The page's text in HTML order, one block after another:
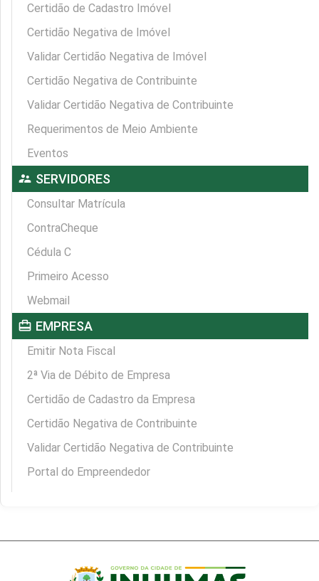
Certidão de Cadastro Imóvel
Certidão Negativa de Imóvel
Validar Certidão Negativa de Imóvel
Certidão Negativa de Contribuinte
Validar Certidão Negativa de Contribuinte
Requerimentos de Meio Ambiente
Eventos
supervisor_account SERVIDORES
Consultar Matrícula
ContraCheque
Cédula C
Primeiro Acesso
Webmail
card_travel EMPRESA
Emitir Nota Fiscal
2ª Via de Débito de Empresa
Certidão de Cadastro da Empresa
Certidão Negativa de Contribuinte
Validar Certidão Negativa de Contribuinte
Portal do Empreendedor